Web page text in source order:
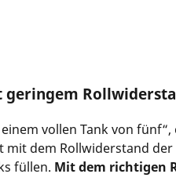
geringem
vollen Tank von
dem Rollwiderstand
füllen. Mit dem richtigen